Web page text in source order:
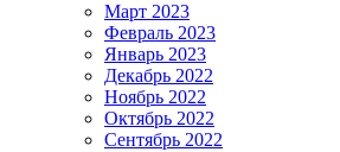
Март 2023
Февраль 2023
Январь 2023
Декабрь 2022
Ноябрь 2022
Октябрь 2022
Сентябрь 2022